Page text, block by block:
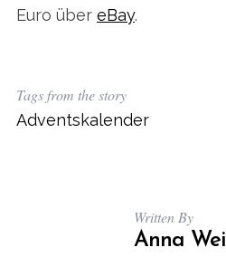
Euro über eBay.
Tags from the story
Adventskalender
Written By
Anna